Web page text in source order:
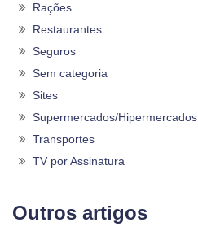
Rações
Restaurantes
Seguros
Sem categoria
Sites
Supermercados/Hipermercados
Transportes
TV por Assinatura
Outros artigos